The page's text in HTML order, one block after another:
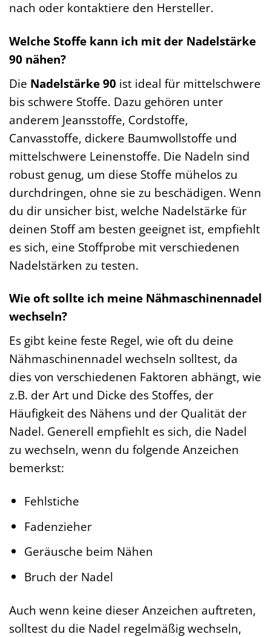
nach oder kontaktiere den Hersteller.
Welche Stoffe kann ich mit der Nadelstärke
90 nähen?
Die Nadelstärke 90 ist ideal für mittelschwere
bis schwere Stoffe. Dazu gehören unter
anderem Jeansstoffe, Cordstoffe,
Canvasstoffe, dickere Baumwollstoffe und
mittelschwere Leinenstoffe. Die Nadeln sind
robust genug, um diese Stoffe mühelos zu
durchdringen, ohne sie zu beschädigen. Wenn
du dir unsicher bist, welche Nadelstärke für
deinen Stoff am besten geeignet ist, empfiehlt
es sich, eine Stoffprobe mit verschiedenen
Nadelstärken zu testen.
Wie oft sollte ich meine Nähmaschinennadel
wechseln?
Es gibt keine feste Regel, wie oft du deine
Nähmaschinennadel wechseln solltest, da
dies von verschiedenen Faktoren abhängt, wie
z.B. der Art und Dicke des Stoffes, der
Häufigkeit des Nähens und der Qualität der
Nadel. Generell empfiehlt es sich, die Nadel
zu wechseln, wenn du folgende Anzeichen
bemerkst:
Fehlstiche
Fadenzieher
Geräusche beim Nähen
Bruch der Nadel
Auch wenn keine dieser Anzeichen auftreten,
solltest du die Nadel regelmäßig wechseln,